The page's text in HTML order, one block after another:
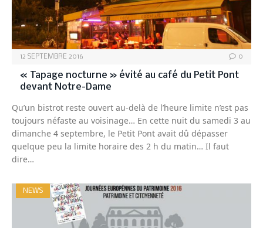
12 SEPTEMBRE 2016 0
« Tapage nocturne » évité au café du Petit Pont
devant Notre-Dame
Qu’un bistrot reste ouvert au-delà de l’heure limite n’est pas
toujours néfaste au voisinage… En cette nuit du samedi 3 au
dimanche 4 septembre, le Petit Pont avait dû dépasser
quelque peu la limite horaire des 2 h du matin… Il faut
dire…
NEWS